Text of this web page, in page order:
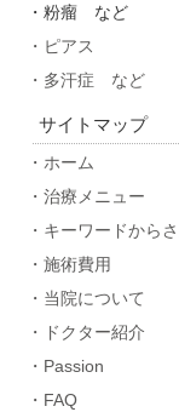
・粉瘤 など
・ピアス
・多汗症 など
サイトマップ
・ホーム
・治療メニュー
・キーワードから
・施術費用
・当院について
・ドクター紹介
・Passion
・FAQ